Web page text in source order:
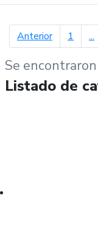
Anteriorpágina
1 ...
Se
Listado de